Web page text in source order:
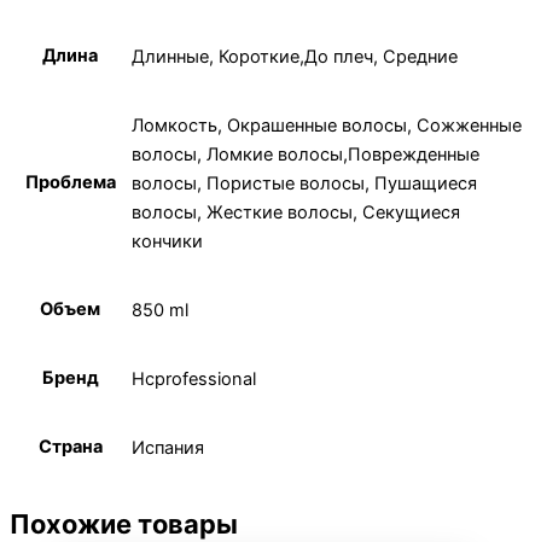
Длина Длинные, Короткие,До плеч, Средние
Проблема
Ломкость, Окрашенные волосы, Сожженные
волосы, Ломкие волосы,Поврежденные
волосы, Пористые волосы, Пушащиеся
волосы, Жесткие волосы, Секущиеся
кончики
Объем 850 ml
Бренд Hcprofessional
Страна Испания
Похожие товары